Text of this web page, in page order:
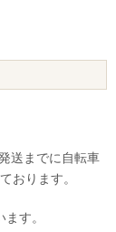
送までに自転車
おります。
す。